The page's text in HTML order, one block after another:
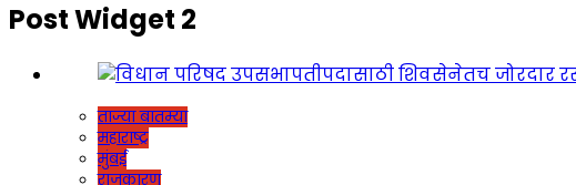
Post Widget 2
ताज्या बातम्या
महाराष्ट्र
मुंबई
राजकारण